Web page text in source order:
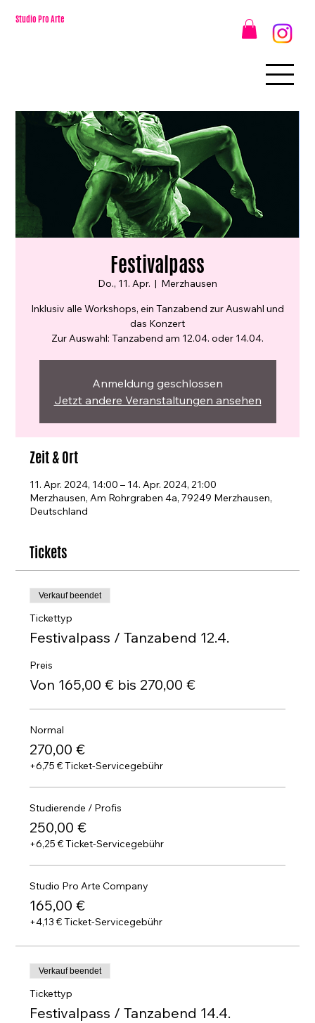
Studio Pro Arte
Festivalpass
Do., 11. Apr.
  |
Merzhausen
Inklusiv alle Workshops, ein Tanzabend zur Auswahl und
das Konzert
Zur Auswahl: Tanzabend am 12.04. oder 14.04.
Anmeldung geschlossen
Jetzt andere Veranstaltungen ansehen
Zeit & Ort
11. Apr. 2024, 14:00 – 14. Apr. 2024, 21:00
Merzhausen, Am Rohrgraben 4a, 79249 Merzhausen,
Deutschland
Tickets
Verkauf beendet
Tickettyp
Festivalpass / Tanzabend 12.4.
Preis
Von 165,00 € bis 270,00 €
Normal
270,00 €
+6,75 € Ticket-Servicegebühr
Studierende / Profis
250,00 €
+6,25 € Ticket-Servicegebühr
Studio Pro Arte Company
165,00 €
+4,13 € Ticket-Servicegebühr
Verkauf beendet
Tickettyp
Festivalpass / Tanzabend 14.4.